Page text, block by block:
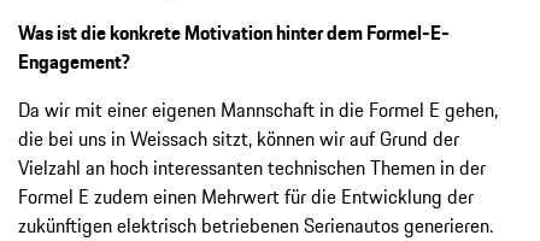
Was ist die konkrete Motivation hinter dem Formel-E-
Engagement?
Da wir mit einer eigenen Mannschaft in die Formel E gehen,
die bei uns in Weissach sitzt, können wir auf Grund der
Vielzahl an hoch interessanten technischen Themen in der
Formel E zudem einen Mehrwert für die Entwicklung der
zukünftigen elektrisch betriebenen Serienautos generieren.